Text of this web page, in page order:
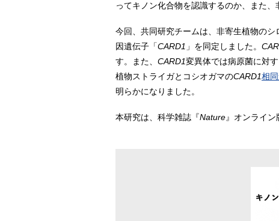
ってキノン化合物を認識するのか、また
今回、共同研究チームは、非寄生植物のシ
因遺伝子「CARD1 」を同定しました。
す。また、 CARD1変異体では病原菌に対
植物ストライガとコシオガマのCARD1相
明らかになりました。
本研究は、科学雑誌『Nature』オンライ